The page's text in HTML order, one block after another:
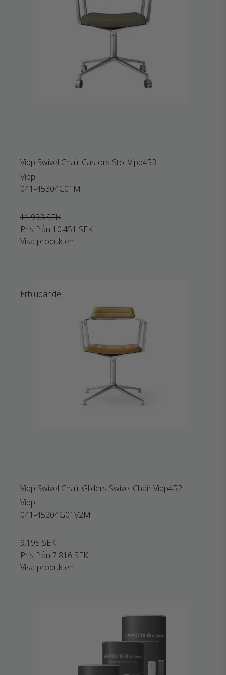
Vipp Swivel Chair Castors Stol Vipp453
Vipp
041-45304C01M
11.933 SEK
Pris från 10.451 SEK
Visa produkten
Erbjudande
Vipp Swivel Chair Gliders Swivel Chair Vipp452
Vipp
041-45204G01V2M
9.195 SEK
Pris från 7.816 SEK
Visa produkten